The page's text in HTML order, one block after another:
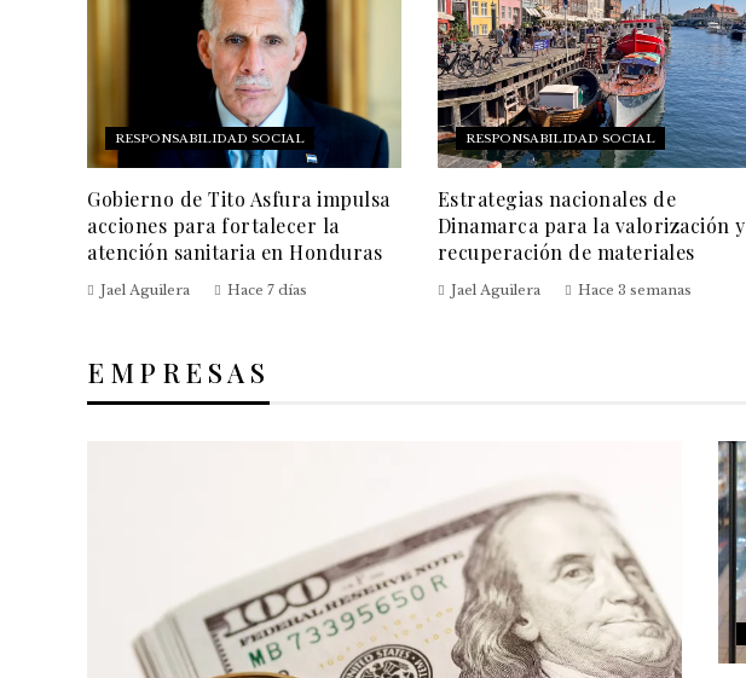
RESPONSABILIDAD SOCIAL
Gobierno de Tito Asfura impulsa
acciones para fortalecer la
atención sanitaria en Honduras
Jael Aguilera Hace 7 días
RESPONSABILIDAD SOCIAL
Estrategias nacionales de
Dinamarca para la valorización y
recuperación de materiales
Jael Aguilera Hace 3 semanas
EMPRESAS